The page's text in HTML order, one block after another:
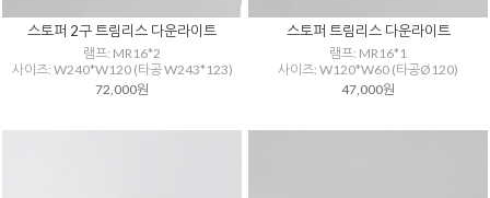
스토퍼 2구 트림리스 다운라이트
램프: MR16*2
사이즈: W240*W120 (타공 W243*123)
72,000원
스토퍼 트림리스 다운라이트
램프: MR16*1
사이즈: W120*W60 (타공Ø120)
47,000원